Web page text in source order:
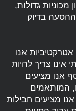
מכוניות גדולות,
בדיוק
אטרקטיביות אנו
אינו צריך להיות
אנו מציעים
המותאמים
מציעים חבילות